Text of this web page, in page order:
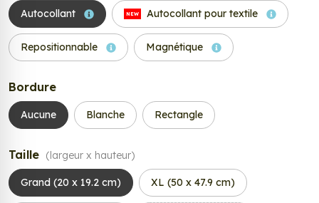
Autocollant NEW Autocollant pour textile
Repositionnable Magnétique
Bordure
Aucune Blanche Rectangle
Taille (largeur x hauteur)
Grand (20 x 19.2 cm) XL (50 x 47.9 cm)